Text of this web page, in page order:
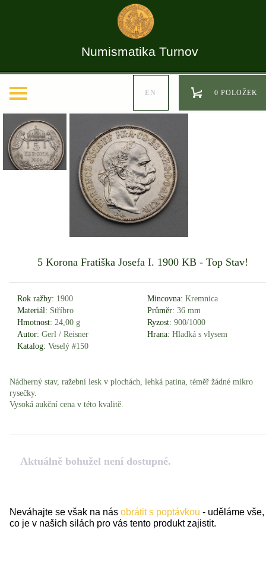
Numismatika Turnov
EN 0 POLOŽEK
5 Korona Fratiška Josefa I. 1900 KB - Top Stav!
Rok ražby: 1900 Mincovna: Kremnica
Materiál: Stříbro Průměr: 36 mm
Hmotnost: 24,00 g Ryzost: 900/1000
Autor: Gerl / Reisner Hrana: Hladká s vlysem
Katalog: Veselý #150
Nádherný stav, ražební lesk v plochách, lehká patina, téměř žádné mikro
rysečky.
Vysoká aukční cena v této kvalitě.
Aktuálně bohužel není dostupné.
Neváhajte se však na nás obrátit s poptávkou - uděláme vše,
co je v našich silách pro vás tento produkt zajistit.